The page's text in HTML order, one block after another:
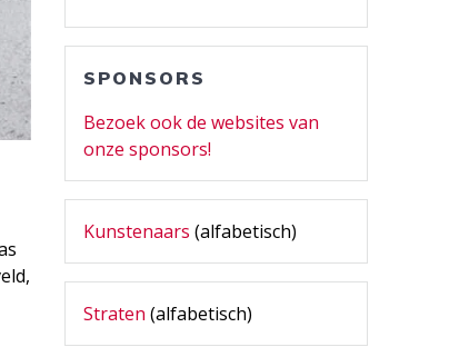
SPONSORS
Bezoek ook de websites van
onze sponsors!
Kunstenaars (alfabetisch)
Straten (alfabetisch)